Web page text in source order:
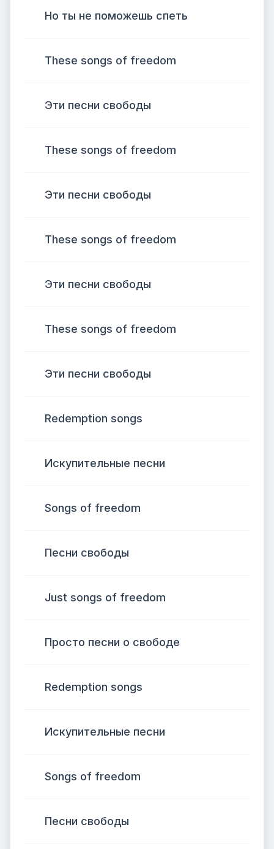
Но ты не поможешь спеть
These songs of freedom
Эти песни свободы
These songs of freedom
Эти песни свободы
These songs of freedom
Эти песни свободы
These songs of freedom
Эти песни свободы
Redemption songs
Искупительные песни
Songs of freedom
Песни свободы
Just songs of freedom
Просто песни о свободе
Redemption songs
Искупительные песни
Songs of freedom
Песни свободы